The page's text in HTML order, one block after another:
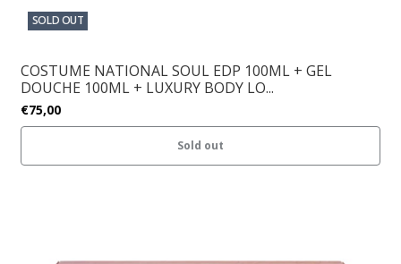
SOLD OUT
COSTUME NATIONAL SOUL EDP 100ML + GEL
DOUCHE 100ML + LUXURY BODY LO...
€75,00
Sold out